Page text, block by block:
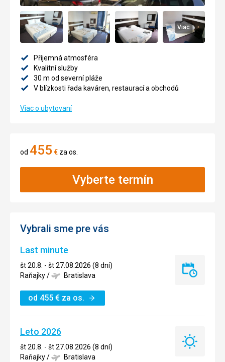
Viac
Příjemná atmosféra
Kvalitní služby
30 m od severní pláže
V blízkosti řada kaváren, restaurací a obchodů
Viac o ubytovaní
od 455 € za os.
Vyberte termín
Vybrali sme pre vás
Last minute
št 20.8. - št 27.08.2026 (8 dní)
Raňajky/ Bratislava
od 455 € za os.
Last
Leto 2026
št 20.8. - št 27.08.2026 (8 dní)
Raňajky/ Bratislava
Leto